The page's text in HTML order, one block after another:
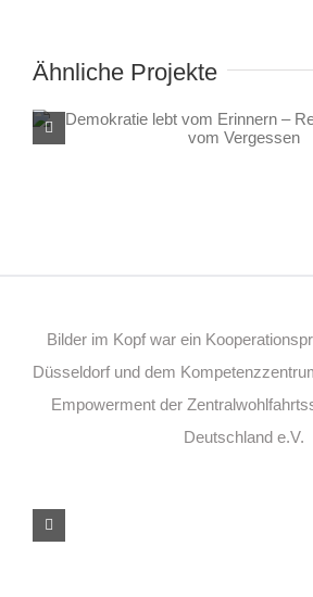
Ähnliche Projekte
Demokratie lebt vom
Rechtsextremismus vom
Bilder im Kopf war ein
Düsseldorf und dem
Empowerment der
Deutschland e.V.